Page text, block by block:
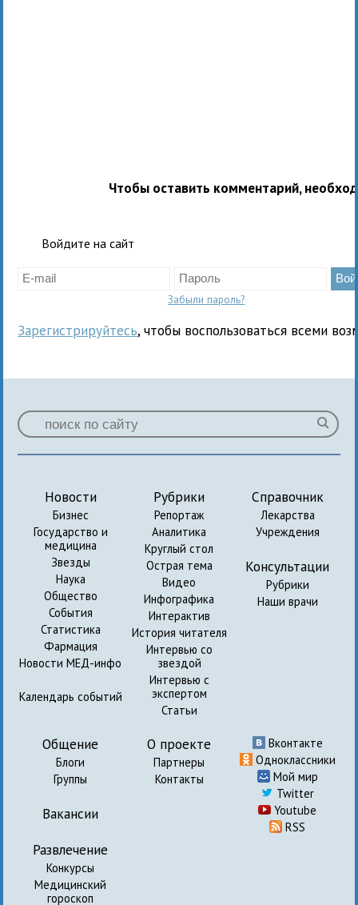
Чтобы оставить комментарий,
Войдите на сайт
Забыли пароль?
Зарегистрируйтесь, чтобы воспользоваться всеми
Новости
Бизнес
Государство и
медицина
Звезды
Наука
Общество
События
Статистика
Фармация
Новости МЕД-инфо
Календарь событий
Рубрики
Репортаж
Аналитика
Круглый стол
Острая тема
Видео
Инфографика
Интерактив
История читателя
Интервью со
звездой
Интервью с
экспертом
Статьи
Справочник
Лекарства
Учреждения
Консультации
Рубрики
Наши врачи
Общение
Блоги
Группы
Вакансии
Развлечение
Конкурсы
Медицинский
гороскоп
О проекте
Партнеры
Контакты
Вконтакте
Одноклассники
Мой мир
Twitter
Youtube
RSS